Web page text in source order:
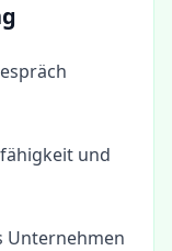
und
Unternehmen